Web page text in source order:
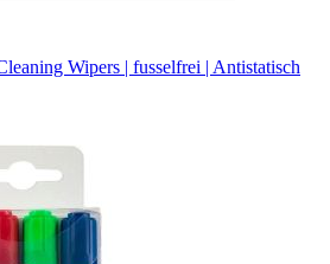
Wipers | fusselfrei | Antistatisch